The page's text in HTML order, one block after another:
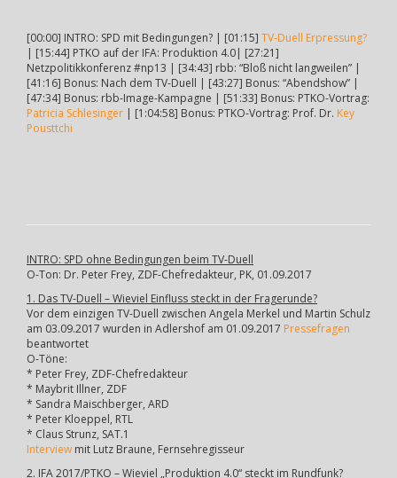
[00:00] INTRO: SPD mit Bedingungen? | [01:15] TV-Duell Erpressung?
| [15:44] PTKO auf der IFA: Produktion 4.0| [27:21]
Netzpolitikkonferenz #np13 | [34:43] rbb: “Bloß nicht langweilen” |
[41:16] Bonus: Nach dem TV-Duell | [43:27] Bonus: “Abendshow” |
[47:34] Bonus: rbb-Image-Kampagne | [51:33] Bonus: PTKO-Vortrag:
Patricia Schlesinger | [1:04:58] Bonus: PTKO-Vortrag: Prof. Dr. Key
Pousttchi
INTRO: SPD ohne Bedingungen beim TV-Duell
O-Ton: Dr. Peter Frey, ZDF-Chefredakteur, PK, 01.09.2017
1. Das TV-Duell – Wieviel Einfluss steckt in der Fragerunde?
Vor dem einzigen TV-Duell zwischen Angela Merkel und Martin Schulz
am 03.09.2017 wurden in Adlershof am 01.09.2017 Pressefragen
beantwortet
O-Töne:
* Peter Frey, ZDF-Chefredakteur
* Maybrit Illner, ZDF
* Sandra Maischberger, ARD
* Peter Kloeppel, RTL
* Claus Strunz, SAT.1
Interview mit Lutz Braune, Fernsehregisseur
2. IFA 2017/PTKO – Wieviel „Produktion 4.0“ steckt im Rundfunk?